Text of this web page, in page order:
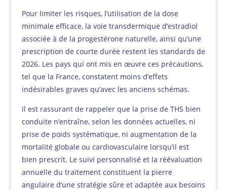
Pour limiter les risques, l’utilisation de la dose
minimale efficace, la voie transdermique d’estradiol
associée à de la progestérone naturelle, ainsi qu’une
prescription de courte durée restent les standards de
2026. Les pays qui ont mis en œuvre ces précautions,
tel que la France, constatent moins d’effets
indésirables graves qu’avec les anciens schémas.
Il est rassurant de rappeler que la prise de THS bien
conduite n’entraîne, selon les données actuelles, ni
prise de poids systématique, ni augmentation de la
mortalité globale ou cardiovasculaire lorsqu’il est
bien prescrit. Le suivi personnalisé et la réévaluation
annuelle du traitement constituent la pierre
angulaire d’une stratégie sûre et adaptée aux besoins